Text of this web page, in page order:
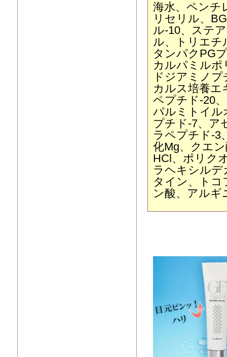
海水、ペンチ
リセリル、
ル-10、ステ
ル、トリエチ
タンパクPG
カルパミルポ
ドジアミノ
カルス培養エ
ペプチド-20
パルミトイル
プチド-7、ア
ラペプチド-3
化Mg、クエ
HCl、ポリク
ラヘキシルデ
タイン、ト
ン酸、アルギ